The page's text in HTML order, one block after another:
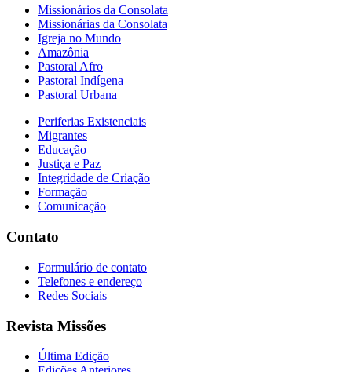
Missionários da Consolata
Missionárias da Consolata
Igreja no Mundo
Amazônia
Pastoral Afro
Pastoral Indígena
Pastoral Urbana
Periferias Existenciais
Migrantes
Educação
Justiça e Paz
Integridade de Criação
Formação
Comunicação
Contato
Formulário de contato
Telefones e endereço
Redes Sociais
Revista Missões
Última Edição